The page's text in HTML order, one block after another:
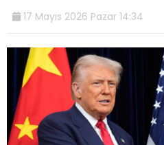
17 Mayıs 2026 Pazar 14:34